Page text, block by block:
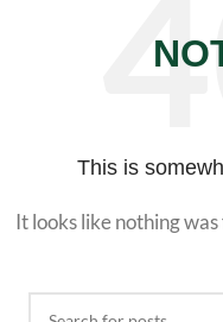
This is
It looks like nothing